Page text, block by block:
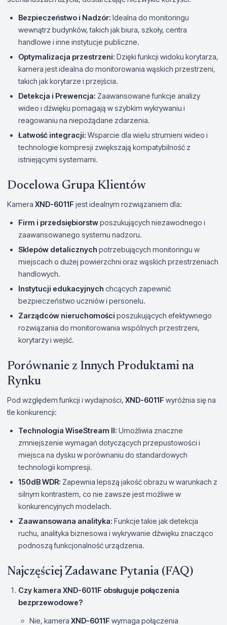
Bezpieczeństwo i Nadzór: Idealna do monitoringu
wewnątrz budynków, takich jak biura, szkoły, centra
handlowe i inne instytucje publiczne.
Optymalizacja przestrzeni: Dzięki funkcji widoku korytarza,
kamera jest idealna do monitorowania wąskich przestrzeni,
takich jak korytarze i przejścia.
Detekcja i Prewencja: Zaawansowane funkcje analizy
wideo i dźwięku pomagają w szybkim wykrywaniu i
reagowaniu na niepożądane zdarzenia.
Łatwość integracji: Wsparcie dla wielu strumieni wideo i
technologie kompresji zwiększają kompatybilność z
istniejącymi systemami.
Docelowa Grupa Klientów
Kamera XND-6011F jest idealnym rozwiązaniem dla:
Firm i przedsiębiorstwposzukujących niezawodnego i
zaawansowanego systemu nadzoru.
Sklepów detalicznych potrzebujących monitoringu w
miejscach o dużej powierzchni oraz wąskich przestrzeniach
handlowych.
Instytucji edukacyjnych chcących zapewnić
bezpieczeństwo uczniów i personelu.
Zarządców nieruchomości poszukujących efektywnego
rozwiązania do monitorowania wspólnych przestrzeni,
korytarzy i wejść.
Porównanie z Innych Produktami na
Rynku
Pod względem funkcji i wydajności, XND-6011F wyróżnia się na
tle konkurencji:
Technologia WiseStream II: Umożliwia znaczne
zmniejszenie wymagań dotyczących przepustowości i
miejsca na dysku w porównaniu do standardowych
technologii kompresji.
150dB WDR: Zapewnia lepszą jakość obrazu w warunkach z
silnym kontrastem, co nie zawsze jest możliwe w
konkurencyjnych modelach.
Zaawansowana analityka: Funkcje takie jak detekcja
ruchu, analityka biznesowa i wykrywanie dźwięku znacząco
podnoszą funkcjonalność urządzenia.
Najczęściej Zadawane Pytania (FAQ)
Czy kamera XND-6011F obsługuje połączenia
bezprzewodowe?
Nie, kamera XND-6011F wymaga połączenia